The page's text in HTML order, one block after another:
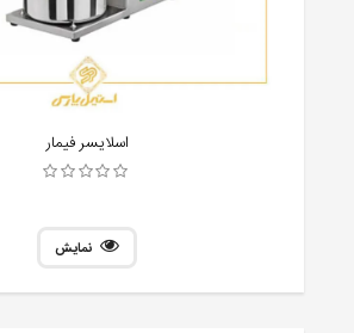
اسلایسر فیمار
نمایش